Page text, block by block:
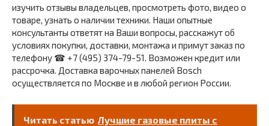
изучить отзывы владельцев, просмотреть фото, видео о
товаре, узнать о наличии техники. Наши опытные
консультанты ответят на Ваши вопросы, расскажут об
условиях покупки, доставки, монтажа и примут заказ по
телефону ☎ +7 (495) 374-79-51. Возможен кредит или
рассрочка. Доставка варочных панелей Bosch
осуществляется по Москве и в любой регион России.
Читать статью Лучшие газовые плиты с